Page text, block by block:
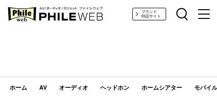
PHILE WEB｜AV/オーディオ/ガジェットブランド
特設サイト
ホーム AV オーディオ ヘッドホン ホームシアター モバイ